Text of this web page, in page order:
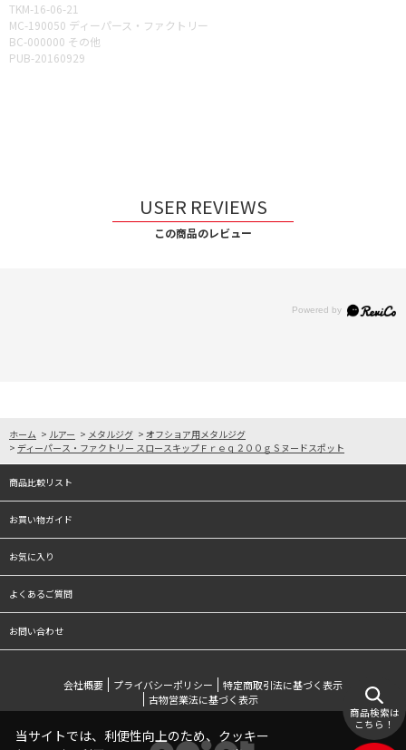
TKM-16-06-21
MC-190050 ディーパース・ファクトリー
BC-000000 その他
PUB-20160929
USER REVIEWS
この商品のレビュー
ホーム > ルアー > メタルジグ > オフショア用メタルジグ
> ディーパース・ファクトリー スロースキップＦｒｅｑ２００ｇＳヌードスポット
商品比較リスト
お買い物ガイド
お気に入り
よくあるご質問
お問い合わせ
会社概要 プライバシーポリシー
特定商取引法に基づく表示
古物営業法に基づく表示
商品検索は
こちら！
当サイトでは、利便性向上のため、クッキー